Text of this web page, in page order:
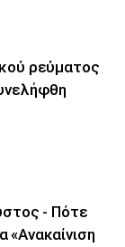
ρεύματος
- Πότε